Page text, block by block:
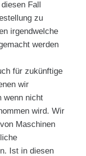
Fall
zu
irgendwelche
werden
für zukünftige
wir
wenn nicht
wird. Wir
Maschinen
Ist in diesen